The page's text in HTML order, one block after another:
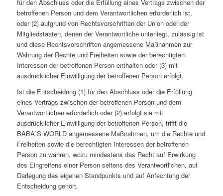
für den Abschluss oder die Erfüllung eines Vertrags zwischen der
betroffenen Person und dem Verantwortlichen erforderlich ist,
oder (2) aufgrund von Rechtsvorschriften der Union oder der
Mitgliedstaaten, denen der Verantwortliche unterliegt, zulässig ist
und diese Rechtsvorschriften angemessene Maßnahmen zur
Wahrung der Rechte und Freiheiten sowie der berechtigten
Interessen der betroffenen Person enthalten oder (3) mit
ausdrücklicher Einwilligung der betroffenen Person erfolgt.
Ist die Entscheidung (1) für den Abschluss oder die Erfüllung
eines Vertrags zwischen der betroffenen Person und dem
Verantwortlichen erforderlich oder (2) erfolgt sie mit
ausdrücklicher Einwilligung der betroffenen Person, trifft die
BABA`S WORLD angemessene Maßnahmen, um die Rechte und
Freiheiten sowie die berechtigten Interessen der betroffenen
Person zu wahren, wozu mindestens das Recht auf Erwirkung
des Eingreifens einer Person seitens des Verantwortlichen, auf
Darlegung des eigenen Standpunkts und auf Anfechtung der
Entscheidung gehört.